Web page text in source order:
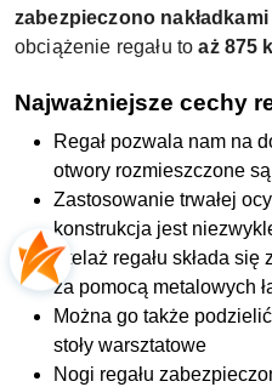
zabezpieczono nakładkami
obciążenie regału toaż 875
Najważniejsze cechy
Regał pozwala nam na
otwory rozmieszczone
Zastosowanie trwałej
konstrukcja jest
Stelaż regału składa
za pomocą metalowych
Można go także
stoły warsztatowe
Nogi regału